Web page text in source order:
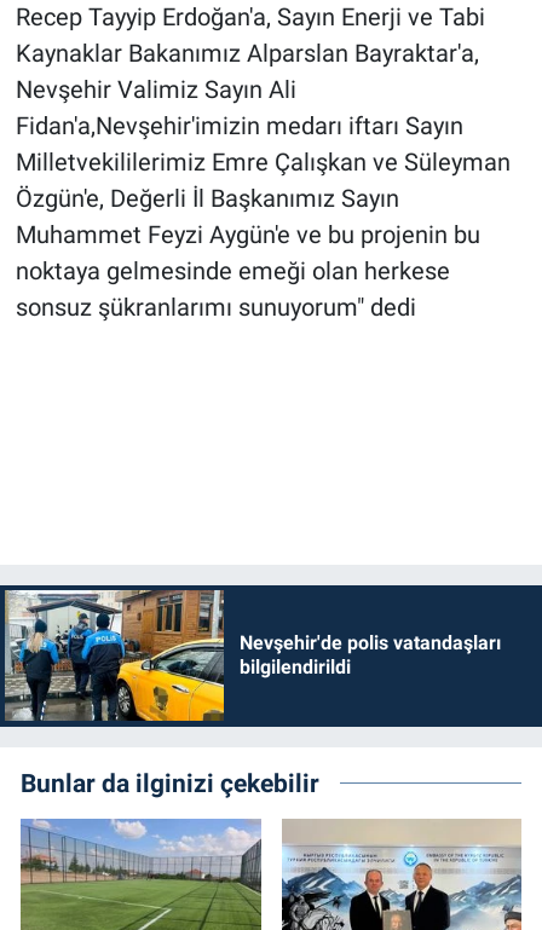
Recep Tayyip Erdoğan'a, Sayın Enerji ve Tabi
Kaynaklar Bakanımız Alparslan Bayraktar'a,
Nevşehir Valimiz Sayın Ali
Fidan'a,Nevşehir'imizin medarı iftarı Sayın
Milletvekililerimiz Emre Çalışkan ve Süleyman
Özgün'e, Değerli İl Başkanımız Sayın
Muhammet Feyzi Aygün'e ve bu projenin bu
noktaya gelmesinde emeği olan herkese
sonsuz şükranlarımı sunuyorum" dedi
Nevşehir'de polis vatandaşları
bilgilendirildi
Bunlar da ilginizi çekebilir
Politika
Magazin
Çevre
Haberde İnsan